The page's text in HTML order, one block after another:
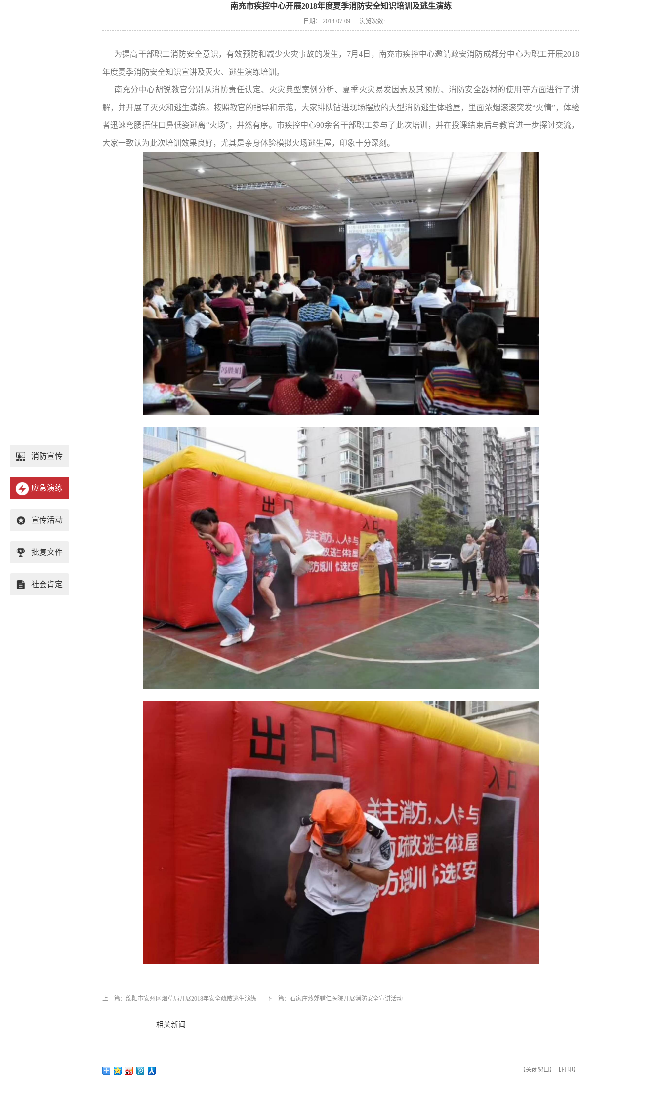
消防宣传
应急演练
宣传活动
批复文件
社会肯定
南充市疾控中心开展2018年度夏季消防安全知识培训及逃生演练
日期： 2018-07-09 浏览次数:
为提高干部职工消防安全意识，有效预防和减少火灾事故的发生，7月4日，南充市疾控中心邀请政安消防成都分中心为职工开展2018
年度夏季消防安全知识宣讲及灭火、逃生演练培训。
南充分中心胡锐教官分别从消防责任认定、火灾典型案例分析、夏季火灾易发因素及其预防、消防安全器材的使用等方面进行了讲
解，并开展了灭火和逃生演练。按照教官的指导和示范，大家排队钻进现场摆放的大型消防逃生体验屋，里面浓烟滚滚突发“火情”，体验
者迅速弯腰捂住口鼻低姿逃离“火场”，井然有序。市疾控中心90余名干部职工参与了此次培训，并在授课结束后与教官进一步探讨交流，
大家一致认为此次培训效果良好，尤其是亲身体验模拟火场逃生屋，印象十分深刻。
上一篇： 绵阳市安州区烟草局开展2018年安全疏散逃生演练 下一篇： 石家庄燕郊辅仁医院开展消防安全宣讲活动
相关新闻
【关闭窗口 】【打印】